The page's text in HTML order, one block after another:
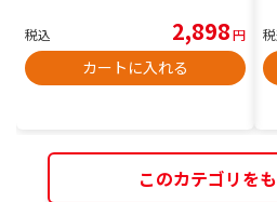
税込 2,898円
カートに入れる
このカテゴリを